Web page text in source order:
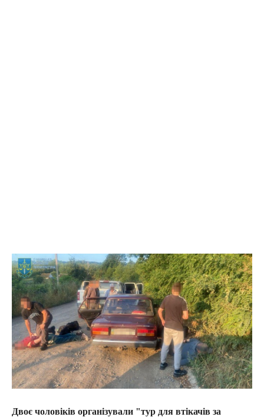
Двоє чоловіків організували "тур для втікачів за